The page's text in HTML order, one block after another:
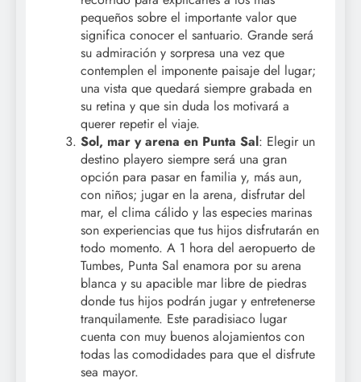
pequeños sobre el importante valor que
significa conocer el santuario. Grande será
su admiración y sorpresa una vez que
contemplen el imponente paisaje del lugar;
una vista que quedará siempre grabada en
su retina y que sin duda los motivará a
querer repetir el viaje.
Sol, mar y arena en Punta Sal: Elegir un
destino playero siempre será una gran
opción para pasar en familia y, más aun,
con niños; jugar en la arena, disfrutar del
mar, el clima cálido y las especies marinas
son experiencias que tus hijos disfrutarán en
todo momento. A 1 hora del aeropuerto de
Tumbes, Punta Sal enamora por su arena
blanca y su apacible mar libre de piedras
donde tus hijos podrán jugar y entretenerse
tranquilamente. Este paradisiaco lugar
cuenta con muy buenos alojamientos con
todas las comodidades para que el disfrute
sea mayor.